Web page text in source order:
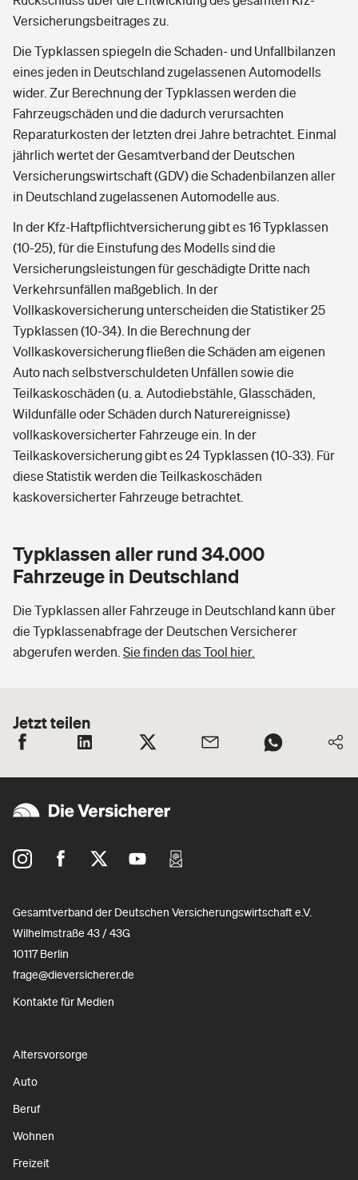
Versicherungsbeitrages zu.
Die Typklassen spiegeln die Schaden- und Unfallbilanzen
eines jeden in Deutschland zugelassenen Automodells
wider. Zur Berechnung der Typklassen werden die
Fahrzeugschäden und die dadurch verursachten
Reparaturkosten der letzten drei Jahre betrachtet. Einmal
jährlich wertet der Gesamtverband der Deutschen
Versicherungswirtschaft (GDV) die Schadenbilanzen aller
in Deutschland zugelassenen Automodelle aus.
In der Kfz-Haftpflichtversicherung gibt es 16 Typklassen
(10-25), für die Einstufung des Modells sind die
Versicherungsleistungen für geschädigte Dritte nach
Verkehrsunfällen maßgeblich. In der
Vollkaskoversicherung unterscheiden die Statistiker 25
Typklassen (10-34). In die Berechnung der
Vollkaskoversicherung fließen die Schäden am eigenen
Auto nach selbstverschuldeten Unfällen sowie die
Teilkaskoschäden (u. a. Autodiebstähle, Glasschäden,
Wildunfälle oder Schäden durch Naturereignisse)
vollkaskoversicherter Fahrzeuge ein. In der
Teilkaskoversicherung gibt es 24 Typklassen (10-33). Für
diese Statistik werden die Teilkaskoschäden
kaskoversicherter Fahrzeuge betrachtet.
Typklassen aller rund 34.000
Fahrzeuge in Deutschland
Die Typklassen aller Fahrzeuge in Deutschland kann über
die Typklassenabfrage der Deutschen Versicherer
abgerufen werden. Sie finden das Tool hier.
Jetzt teilen
Gesamtverband der Deutschen Versicherungswirtschaft e.V.
Wilhelmstraße 43 / 43G
10117 Berlin
frage@dieversicherer.de
Kontakte für Medien
Altersvorsorge
Auto
Beruf
Wohnen
Freizeit